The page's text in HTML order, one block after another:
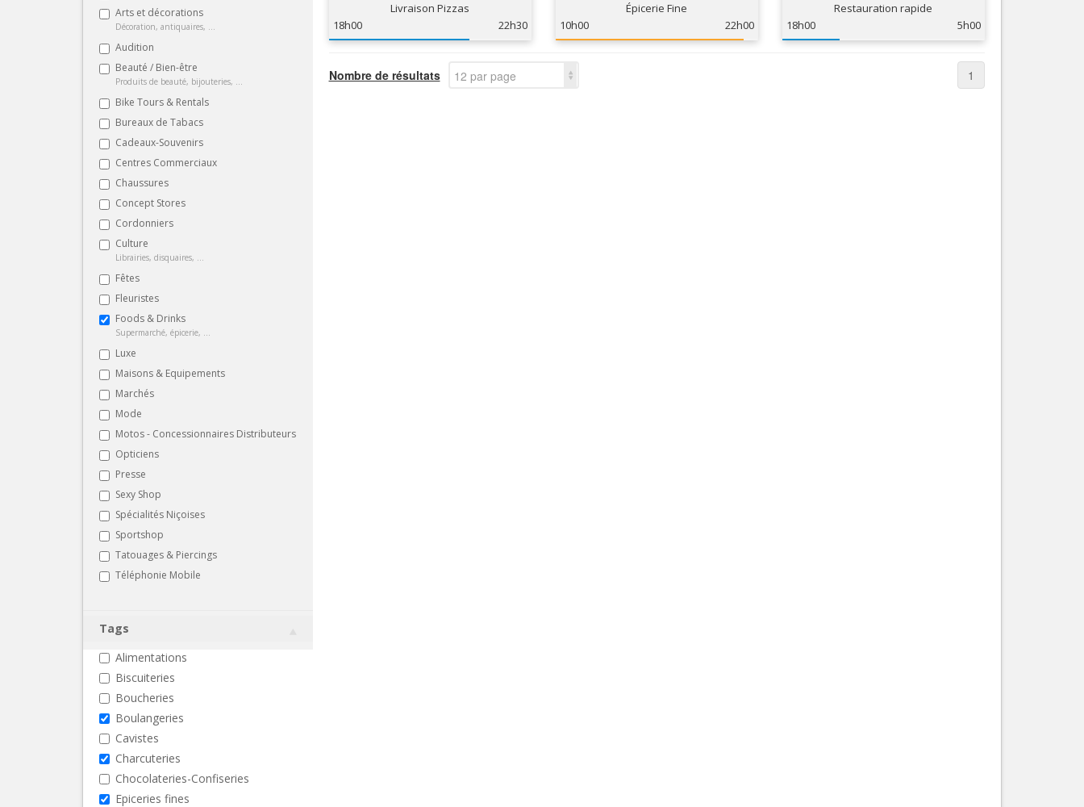
Arts et décorations
Décoration, antiquaires, ...
Audition
Beauté / Bien-être
Produits de beauté, bijouteries, ...
Bike Tours & Rentals
Bureaux de Tabacs
Cadeaux-Souvenirs
Centres Commerciaux
Chaussures
Concept Stores
Cordonniers
Culture
Librairies, disquaires, ...
Fêtes
Fleuristes
Foods & Drinks
Supermarché, épicerie, ...
Luxe
Maisons & Equipements
Marchés
Mode
Motos - Concessionnaires Distributeurs
Opticiens
Presse
Sexy Shop
Spécialités Niçoises
Sportshop
Tatouages & Piercings
Téléphonie Mobile
Tags
Alimentations
Biscuiteries
Boucheries
Boulangeries
Cavistes
Charcuteries
Chocolateries-Confiseries
Epiceries fines
Livraison Pizzas
18h00
22h30
Épicerie Fine
10h00
22h00
Restauration rapide
18h00
5h00
Nombre de résultats 12 par page 1